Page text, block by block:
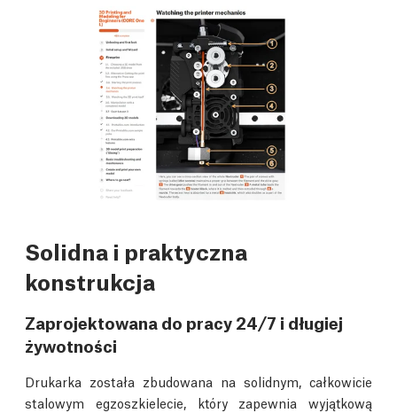
Solidna i praktyczna
konstrukcja
Zaprojektowana do pracy 24/7 i długiej
żywotności
Drukarka została zbudowana na solidnym, całkowicie
stalowym egzoszkielecie, który zapewnia wyjątkową